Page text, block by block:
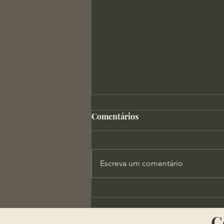
X-Men Evolution e a
Importância da Autoridade
Comentários
Escreva um comentário